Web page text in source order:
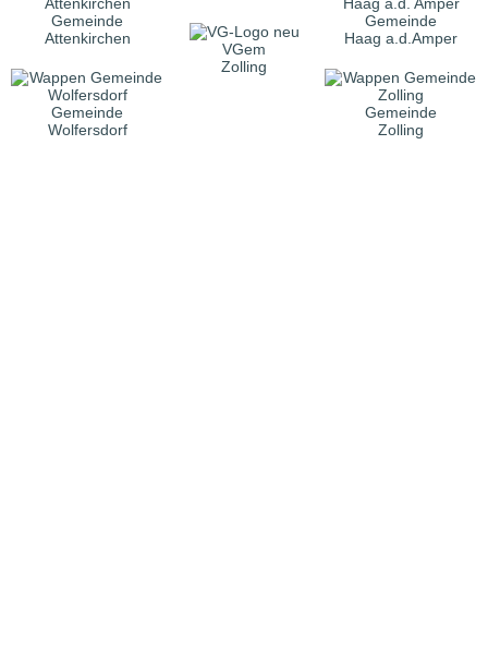
Gemeinde
Attenkirchen
VGem
Zolling
Gemeinde
Haag a.d.Amper
Gemeinde
Wolfersdorf
Gemeinde
Zolling